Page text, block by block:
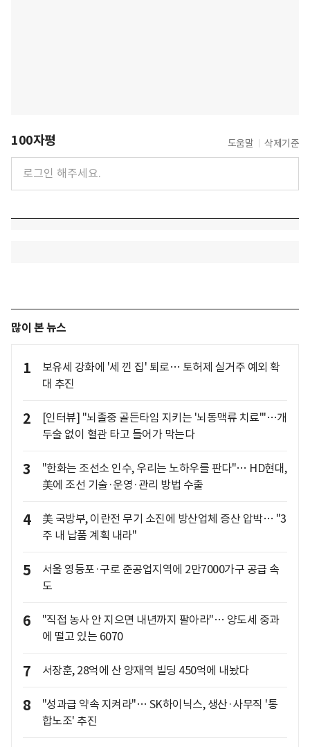
100자평 도움말 삭제기준
많이 본 뉴스
1
보유세 강화에 '세 낀 집' 퇴로… 토허제 실거주 예외 확
대 추진
2
[인터뷰] "뇌졸중 골든타임 지키는 '뇌동맥류 치료'"…개
두술 없이 혈관 타고 들어가 막는다
3
"한화는 조선소 인수, 우리는 노하우를 판다"… HD현대,
美에 조선 기술·운영·관리 방법 수출
4
美 국방부, 이란전 무기 소진에 방산업체 증산 압박… "3
주 내 납품 계획 내라"
5
서울 영등포·구로 준공업지역에 2만7000가구 공급 속
도
6
"직접 농사 안 지으면 내년까지 팔아라"… 양도세 중과
에 떨고 있는 6070
7 서장훈, 28억에 산 양재역 빌딩 450억에 내놨다
8
"성과급 약속 지켜라"… SK하이닉스, 생산·사무직 '통
합노조' 추진